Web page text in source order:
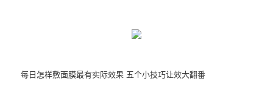
每日怎样敷面膜最有实际效果 五个小技巧让效大翻番